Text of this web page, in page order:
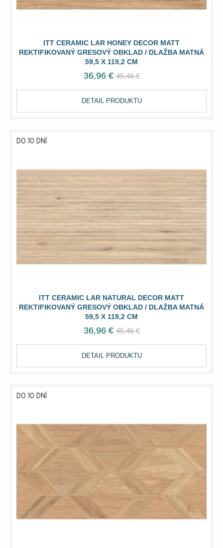
ITT CERAMIC LAR HONEY DECOR MATT
REKTIFIKOVANÝ GRESOVÝ OBKLAD / DLAŽBA MATNÁ
59,5 X 119,2 CM
36,96 € 45,46 €
DETAIL PRODUKTU
ITT CERAMIC LAR NATURAL DECOR MATT
REKTIFIKOVANÝ GRESOVÝ OBKLAD / DLAŽBA MATNÁ
59,5 X 119,2 CM
DO 10 DNÍ
36,96 € 45,46 €
DETAIL PRODUKTU
DO 10 DNÍ